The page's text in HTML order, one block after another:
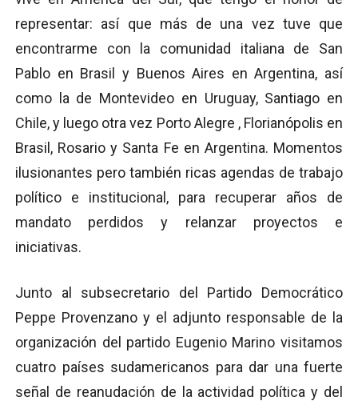
representar: así que más de una vez tuve que
encontrarme con la comunidad italiana de San
Pablo en Brasil y Buenos Aires en Argentina, así
como la de Montevideo en Uruguay, Santiago en
Chile, y luego otra vez Porto Alegre , Florianópolis en
Brasil, Rosario y Santa Fe en Argentina. Momentos
ilusionantes pero también ricas agendas de trabajo
político e institucional, para recuperar años de
mandato perdidos y relanzar proyectos e
iniciativas.
Junto al subsecretario del Partido Democrático
Peppe Provenzano y el adjunto responsable de la
organización del partido Eugenio Marino visitamos
cuatro países sudamericanos para dar una fuerte
señal de reanudación de la actividad política y del